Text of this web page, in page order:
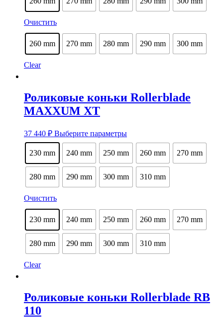
несколько
можно
выбрать
Очистить
260 mm 270 mm 280 mm 290 mm 300 mm
Clear
Роликовые коньки Rollerblade
MAXXUM XT
37 440 ₽ Выберите параметрыЭтот
имеет
несколько
вариаций.
Опции
можно
странице
товара.
230 mm 240 mm 250 mm 260 mm 270 mm
280 mm 290 mm 300 mm 310 mm
Очистить
230 mm 240 mm 250 mm 260 mm 270 mm
280 mm 290 mm 300 mm 310 mm
Clear
Роликовые коньки Rollerblade RB
110